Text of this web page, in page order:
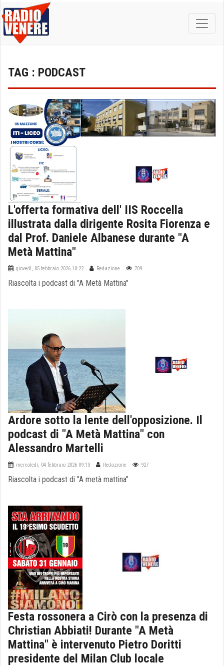
TAG : PODCAST
L'offerta formativa dell' IIS Roccella
illustrata dalla dirigente Rosita Fiorenza e
dal Prof. Daniele Albanese durante "A
Metà Mattina"
giovedì, 05 febbraio 2026 10:22 Redazione 709
Riascolta i podcast di "A Metà Mattina"
Ardore sotto la lente dell'opposizione. Il
podcast di "A Metà Mattina" con
Alessandro Martelli
mercoledì, 04 febbraio 2026 09:13 Redazione 927
Riascolta i podcast di "A metà mattina"
Festa rossonera a Cirò con la presenza di
Christian Abbiati! Durante "A Metà
Mattina" è intervenuto Pietro Doritti
presidente del Milan Club locale